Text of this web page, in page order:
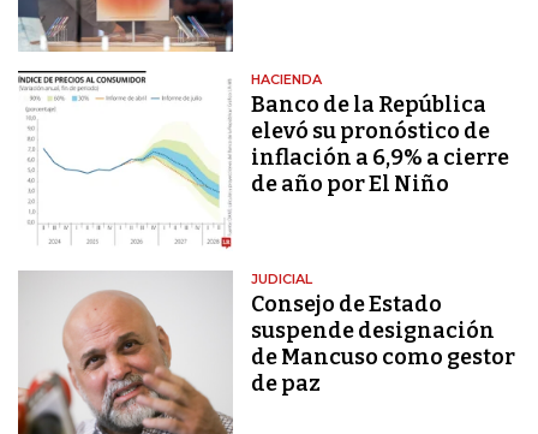
HACIENDA
Banco de la República
elevó su pronóstico de
inflación a 6,9% a cierre
de año por El Niño
JUDICIAL
Consejo de Estado
suspende designación
de Mancuso como gestor
de paz